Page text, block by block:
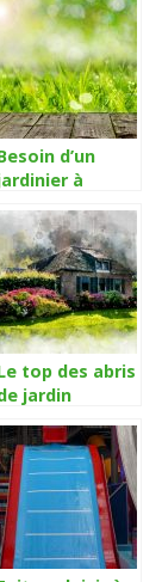
estivale
d’un
à
trouver un
prestataire
ou
jardinier ici
top des abris
jardin